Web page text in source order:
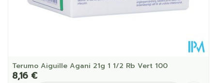
Terumo Aiguille Agani 21g 1 1/2 Rb Vert 100
8,16 €